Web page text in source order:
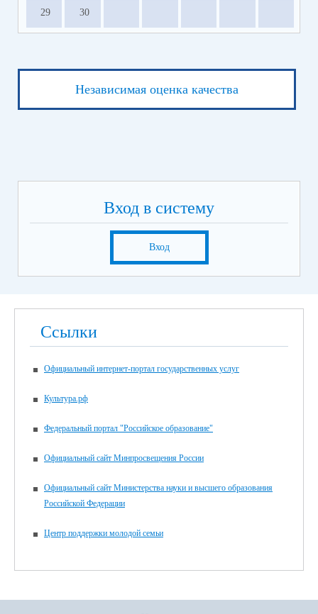
29 30
Независимая оценка качества
Вход в систему
Вход
Ссылки
Официальный интернет-портал государственных услуг
Культура.рф
Федеральный портал "Российское образование"
Официальный сайт Минпросвещения России
Официальный сайт Министерства науки и высшего образования
Российской Федерации
Центр поддержки молодой семьи